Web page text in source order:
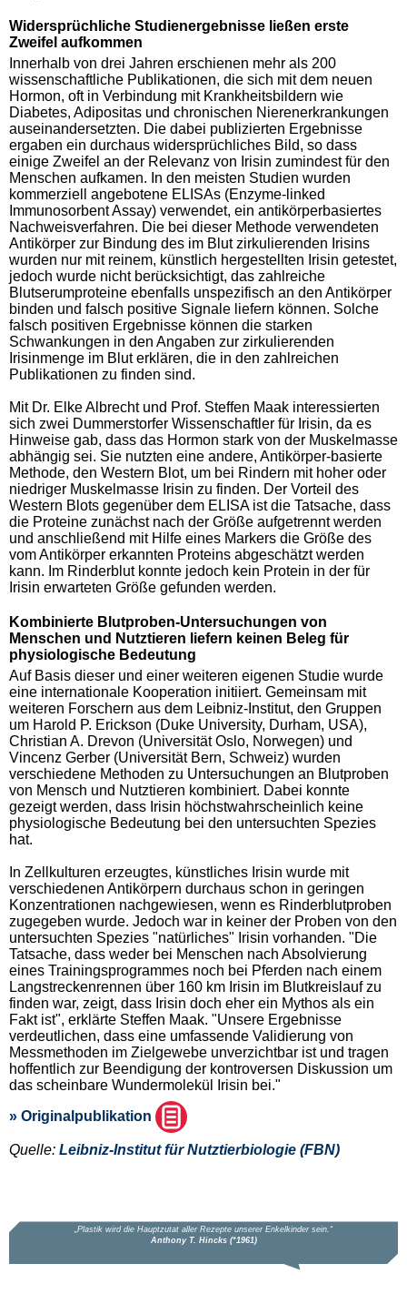
Widersprüchliche Studienergebnisse ließen erste
Zweifel aufkommen
Innerhalb von drei Jahren erschienen mehr als 200
wissenschaftliche Publikationen, die sich mit dem neuen
Hormon, oft in Verbindung mit Krankheitsbildern wie
Diabetes, Adipositas und chronischen Nierenerkrankungen
auseinandersetzten. Die dabei publizierten Ergebnisse
ergaben ein durchaus widersprüchliches Bild, so dass
einige Zweifel an der Relevanz von Irisin zumindest für den
Menschen aufkamen. In den meisten Studien wurden
kommerziell angebotene ELISAs (Enzyme-linked
Immunosorbent Assay) verwendet, ein antikörperbasiertes
Nachweisverfahren. Die bei dieser Methode verwendeten
Antikörper zur Bindung des im Blut zirkulierenden Irisins
wurden nur mit reinem, künstlich hergestellten Irisin getestet,
jedoch wurde nicht berücksichtigt, das zahlreiche
Blutserumproteine ebenfalls unspezifisch an den Antikörper
binden und falsch positive Signale liefern können. Solche
falsch positiven Ergebnisse können die starken
Schwankungen in den Angaben zur zirkulierenden
Irisinmenge im Blut erklären, die in den zahlreichen
Publikationen zu finden sind.
Mit Dr. Elke Albrecht und Prof. Steffen Maak interessierten
sich zwei Dummerstorfer Wissenschaftler für Irisin, da es
Hinweise gab, dass das Hormon stark von der Muskelmasse
abhängig sei. Sie nutzten eine andere, Antikörper-basierte
Methode, den Western Blot, um bei Rindern mit hoher oder
niedriger Muskelmasse Irisin zu finden. Der Vorteil des
Western Blots gegenüber dem ELISA ist die Tatsache, dass
die Proteine zunächst nach der Größe aufgetrennt werden
und anschließend mit Hilfe eines Markers die Größe des
vom Antikörper erkannten Proteins abgeschätzt werden
kann. Im Rinderblut konnte jedoch kein Protein in der für
Irisin erwarteten Größe gefunden werden.
Kombinierte Blutproben-Untersuchungen von
Menschen und Nutztieren liefern keinen Beleg für
physiologische Bedeutung
Auf Basis dieser und einer weiteren eigenen Studie wurde
eine internationale Kooperation initiiert. Gemeinsam mit
weiteren Forschern aus dem Leibniz-Institut, den Gruppen
um Harold P. Erickson (Duke University, Durham, USA),
Christian A. Drevon (Universität Oslo, Norwegen) und
Vincenz Gerber (Universität Bern, Schweiz) wurden
verschiedene Methoden zu Untersuchungen an Blutproben
von Mensch und Nutztieren kombiniert. Dabei konnte
gezeigt werden, dass Irisin höchstwahrscheinlich keine
physiologische Bedeutung bei den untersuchten Spezies
hat.
In Zellkulturen erzeugtes, künstliches Irisin wurde mit
verschiedenen Antikörpern durchaus schon in geringen
Konzentrationen nachgewiesen, wenn es Rinderblutproben
zugegeben wurde. Jedoch war in keiner der Proben von den
untersuchten Spezies "natürliches" Irisin vorhanden. "Die
Tatsache, dass weder bei Menschen nach Absolvierung
eines Trainingsprogrammes noch bei Pferden nach einem
Langstreckenrennen über 160 km Irisin im Blutkreislauf zu
finden war, zeigt, dass Irisin doch eher ein Mythos als ein
Fakt ist", erklärte Steffen Maak. "Unsere Ergebnisse
verdeutlichen, dass eine umfassende Validierung von
Messmethoden im Zielgewebe unverzichtbar ist und tragen
hoffentlich zur Beendigung der kontroversen Diskussion um
das scheinbare Wundermolekül Irisin bei."
» Originalpublikation
Quelle: Leibniz-Institut für Nutztierbiologie (FBN)